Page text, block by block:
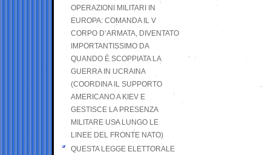
OPERAZIONI MILITARI IN
EUROPA: COMANDA IL V
CORPO D’ARMATA, DIVENTATO
IMPORTANTISSIMO DA
QUANDO È SCOPPIATA LA
GUERRA IN UCRAINA
(COORDINA IL SUPPORTO
AMERICANO A KIEV E
GESTISCE LA PRESENZA
MILITARE USA LUNGO LE
LINEE DEL FRONTE NATO)
QUESTA LEGGE ELETTORALE